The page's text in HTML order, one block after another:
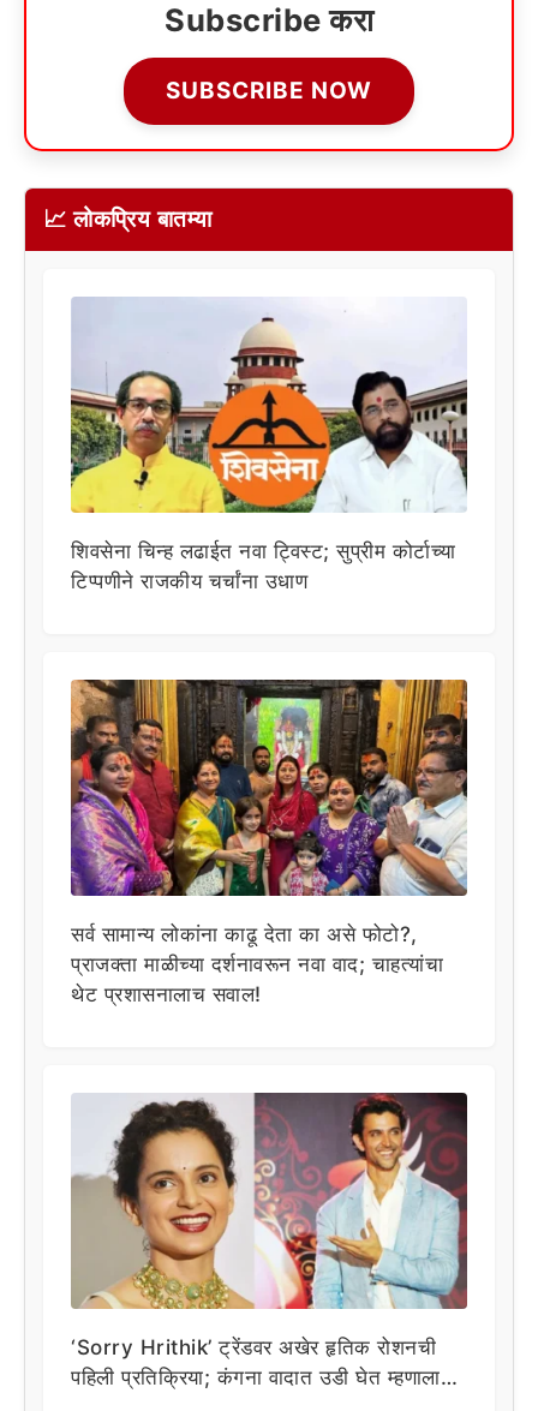
Subscribe करा
SUBSCRIBE NOW
📈 लोकप्रिय बातम्या
शिवसेना चिन्ह लढाईत नवा ट्विस्ट; सुप्रीम कोर्टाच्या
टिप्पणीने राजकीय चर्चांना उधाण
सर्व सामान्य लोकांना काढू देता का असे फोटो?,
प्राजक्ता माळीच्या दर्शनावरून नवा वाद; चाहत्यांचा
थेट प्रशासनालाच सवाल!
‘Sorry Hrithik’ ट्रेंडवर अखेर हृतिक रोशनची
पहिली प्रतिक्रिया; कंगना वादात उडी घेत म्हणाला…